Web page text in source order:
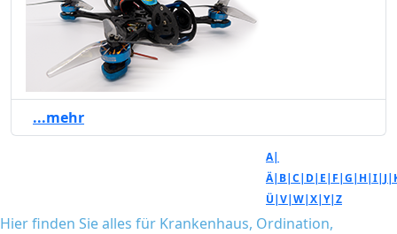
...mehr
A|
Ä| B|C| D| E| F|G| H|I| J|
Ü|V|W|X|Y|Z
Hier finden Sie alles für Krankenhaus, Ordination,